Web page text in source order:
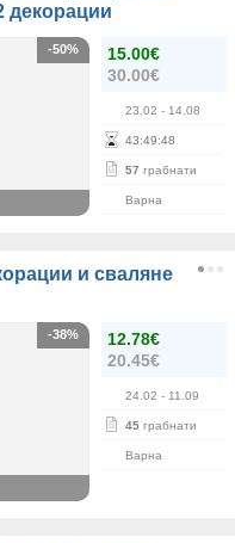
декорации
15.00€
30.00€
23.02 - 14.08
43:49:48
57 грабнати
Варна
-50%
и сваляне
12.78€
20.45€
24.02 - 11.09
45 грабнати
Варна
-38%